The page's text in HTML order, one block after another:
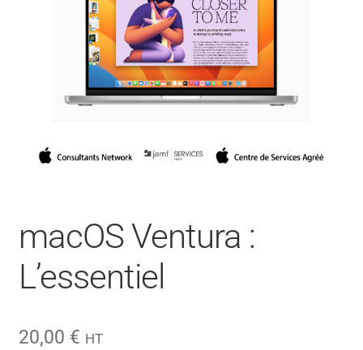
macOS Ventura :
L’essentiel
20,00 € HT